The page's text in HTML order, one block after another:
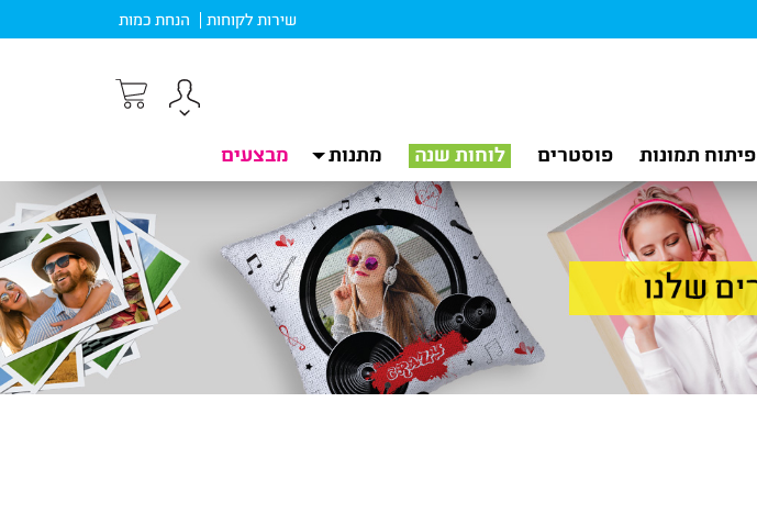
שירות לקוחות הנחת כמות
פיתוח תמונות פוסטרים לוחות שנה מתנות מבצעים